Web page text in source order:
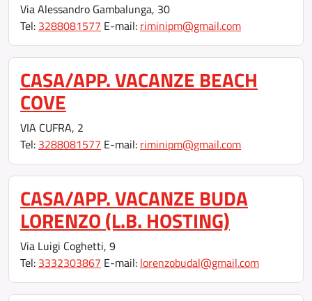
Via Alessandro Gambalunga, 30
Tel: 3288081577 E-mail: riminipm@gmail.com
CASA/APP. VACANZE BEACH
COVE
VIA CUFRA, 2
Tel: 3288081577 E-mail: riminipm@gmail.com
CASA/APP. VACANZE BUDA
LORENZO (L.B. HOSTING)
Via Luigi Coghetti, 9
Tel: 3332303867 E-mail: lorenzobudal@gmail.com